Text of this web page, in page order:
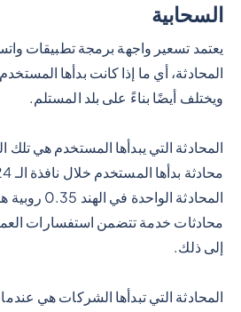
السحابية
يعتمد تسعير واجهة برمجة تطبيقات
المحادثة، أي ما إذا كانت بدأها
ويختلف أيضًا بناءً على بلد المستلم.
المحادثة التي يبدأها المستخدم هي تلك
المحادثة
محادثات خدمة تتضمن استفسارات
إلى ذلك.
المحادثة التي تبدأها الشركات هي